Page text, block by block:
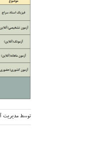
توسط مدیریت